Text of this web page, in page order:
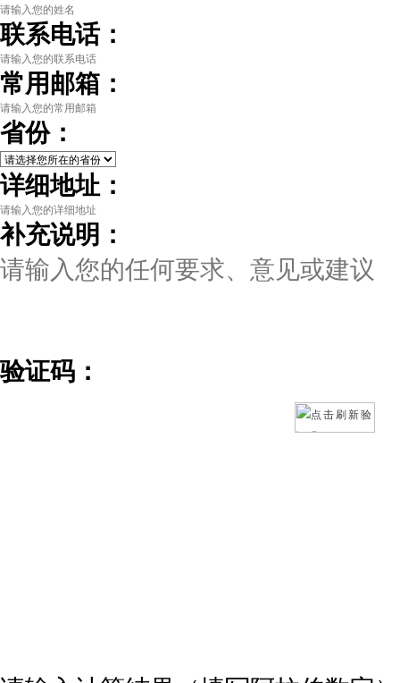
联系电话：
常用邮箱：
省份：
详细地址：
补充说明：
验证码：